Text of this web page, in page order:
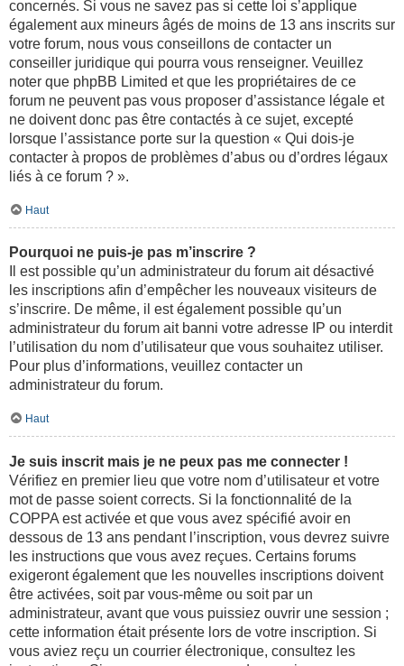
concernés. Si vous ne savez pas si cette loi s’applique
également aux mineurs âgés de moins de 13 ans inscrits sur
votre forum, nous vous conseillons de contacter un
conseiller juridique qui pourra vous renseigner. Veuillez
noter que phpBB Limited et que les propriétaires de ce
forum ne peuvent pas vous proposer d’assistance légale et
ne doivent donc pas être contactés à ce sujet, excepté
lorsque l’assistance porte sur la question « Qui dois-je
contacter à propos de problèmes d’abus ou d’ordres légaux
liés à ce forum ? ».
Haut
Pourquoi ne puis-je pas m’inscrire ?
Il est possible qu’un administrateur du forum ait désactivé
les inscriptions afin d’empêcher les nouveaux visiteurs de
s’inscrire. De même, il est également possible qu’un
administrateur du forum ait banni votre adresse IP ou interdit
l’utilisation du nom d’utilisateur que vous souhaitez utiliser.
Pour plus d’informations, veuillez contacter un
administrateur du forum.
Haut
Je suis inscrit mais je ne peux pas me connecter !
Vérifiez en premier lieu que votre nom d’utilisateur et votre
mot de passe soient corrects. Si la fonctionnalité de la
COPPA est activée et que vous avez spécifié avoir en
dessous de 13 ans pendant l’inscription, vous devrez suivre
les instructions que vous avez reçues. Certains forums
exigeront également que les nouvelles inscriptions doivent
être activées, soit par vous-même ou soit par un
administrateur, avant que vous puissiez ouvrir une session ;
cette information était présente lors de votre inscription. Si
vous aviez reçu un courrier électronique, consultez les